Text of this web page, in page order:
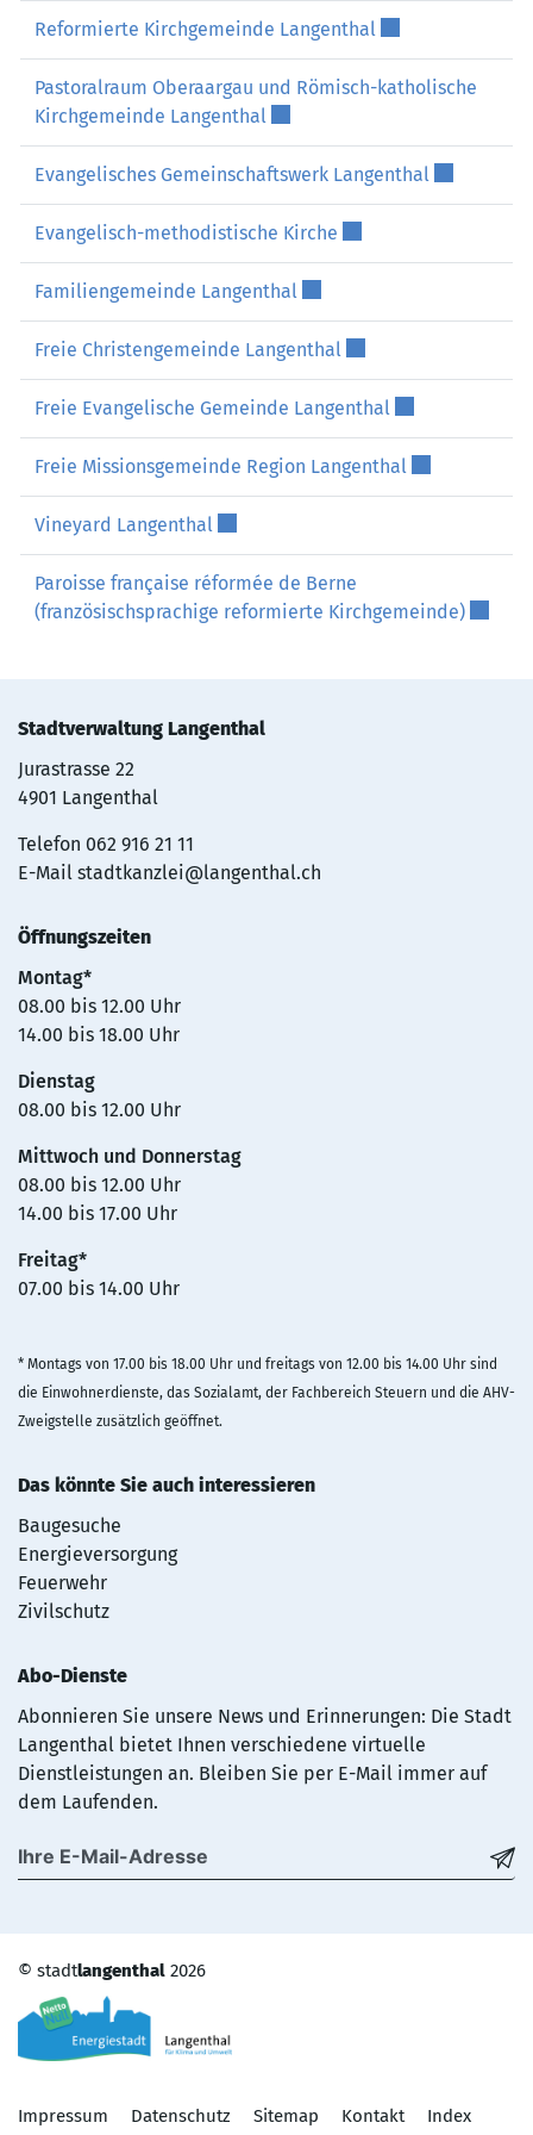
Reformierte Kirchgemeinde Langenthal
Pastoralraum Oberaargau und Römisch-katholische
Kirchgemeinde Langenthal
Evangelisches Gemeinschaftswerk Langenthal
Evangelisch-methodistische Kirche
Familiengemeinde Langenthal
Freie Christengemeinde Langenthal
Freie Evangelische Gemeinde Langenthal
Freie Missionsgemeinde Region Langenthal
Vineyard Langenthal
Paroisse française réformée de Berne
(französischsprachige reformierte Kirchgemeinde)
Stadtverwaltung Langenthal
Jurastrasse 22
4901 Langenthal
Telefon 062 916 21 11
E-Mail stadtkanzlei@langenthal.ch
Öffnungszeiten
Montag*
08.00 bis 12.00 Uhr
14.00 bis 18.00 Uhr
Dienstag
08.00 bis 12.00 Uhr
Mittwoch und Donnerstag
08.00 bis 12.00 Uhr
14.00 bis 17.00 Uhr
Freitag*
07.00 bis 14.00 Uhr
* Montags von 17.00 bis 18.00 Uhr und freitags von 12.00 bis 14.00 Uhr sind
die Einwohnerdienste, das Sozialamt, der Fachbereich Steuern und die AHV-
Zweigstelle zusätzlich geöffnet.
Das könnte Sie auch interessieren
Baugesuche
Energieversorgung
Feuerwehr
Zivilschutz
Abo-Dienste
Abonnieren Sie unsere News und Erinnerungen: Die Stadt
Langenthal bietet Ihnen verschiedene virtuelle
Dienstleistungen an. Bleiben Sie per E-Mail immer auf
dem Laufenden.
© stadtlangenthal 2026
Toolbar
Impressum Datenschutz Sitemap Kontakt Index